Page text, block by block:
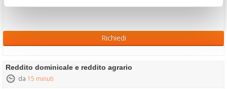
Richiedi
Reddito dominicale e reddito agrario
da 15 minuti